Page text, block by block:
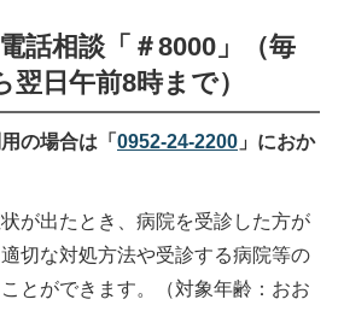
話相談「＃8000」（毎
翌日午前8時まで）
の場合は「 0952-24-2200 」におか
が出たとき、病院を受診した方が
切な対処方法や受診する病院等の
とができます。（対象年齢：おお